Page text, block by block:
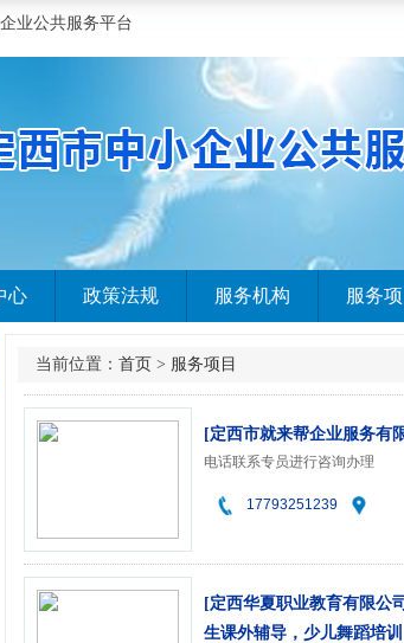
业公共服务平台
心 政策法规 服务机构 服务项
当前位置： 首页 > 服务项目
[定西市就来帮企业服务有
电话联系专员进行咨询办理
17793251239
[定西华夏职业教育有限公
生课外辅导，少儿舞蹈培训